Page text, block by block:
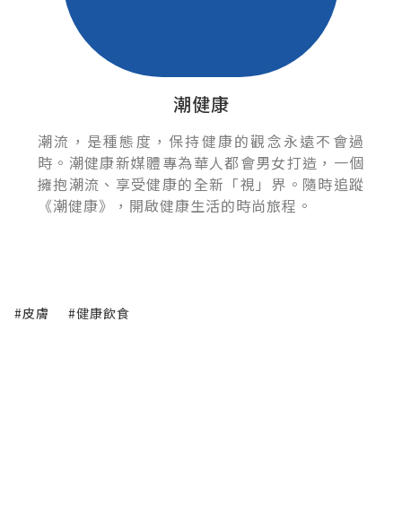
潮健康
潮流，是種態度，保持健康的觀念永遠不會過
時。潮健康新媒體專為華人都會男女打造，一個
擁抱潮流、享受健康的全新「視」界。隨時追蹤
《潮健康》，開啟健康生活的時尚旅程。
#皮膚 #健康飲食